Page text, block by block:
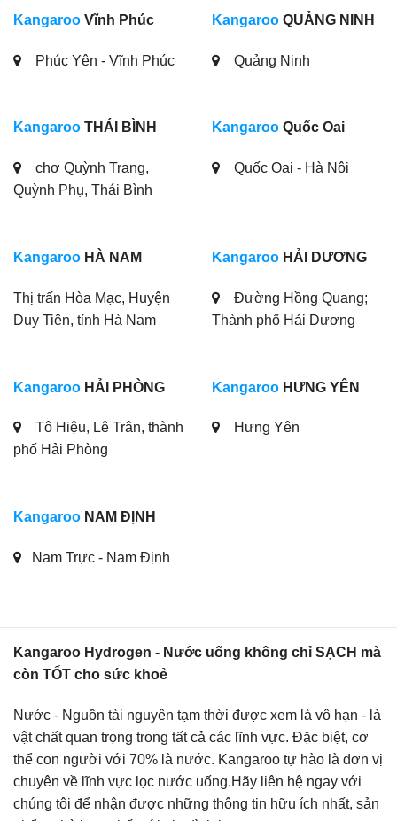
Kangaroo Vĩnh Phúc
Phúc Yên - Vĩnh Phúc
Kangaroo QUẢNG NINH
Quảng Ninh
Kangaroo THÁI BÌNH
chợ Quỳnh Trang,
Quỳnh Phụ, Thái Bình
Kangaroo Quốc Oai
Quốc Oai - Hà Nội
Kangaroo HÀ NAM
Thị trấn Hòa Mạc, Huyện
Duy Tiên, tỉnh Hà Nam
Kangaroo HẢI DƯƠNG
Đường Hồng Quang;
Thành phố Hải Dương
Kangaroo HẢI PHÒNG
Tô Hiệu, Lê Trân, thành
phố Hải Phòng
Kangaroo HƯNG YÊN
Hưng Yên
Kangaroo NAM ĐỊNH
Nam Trực - Nam Định
Kangaroo Hydrogen - Nước uống không chỉ SẠCH mà
còn TỐT cho sức khoẻ
Nước - Nguồn tài nguyên tạm thời được xem là vô hạn - là
vật chất quan trọng trong tất cả các lĩnh vực. Đặc biệt, cơ
thể con người với 70% là nước. Kangaroo tự hào là đơn vị
chuyên về lĩnh vực lọc nước uống.Hãy liên hệ ngay với
chúng tôi để nhận được những thông tin hữu ích nhất, sản